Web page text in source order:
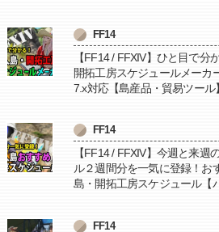
FF14
【FF14 / FFXIV】ひと目で分
開拓工房スケジュールメーカ
7.x対応【島産品・貿易ツール】
FF14
【FF14 / FFXIV】今週と来週
ル２週間分を一気に登録！お
島・開拓工房スケジュール【
FF14